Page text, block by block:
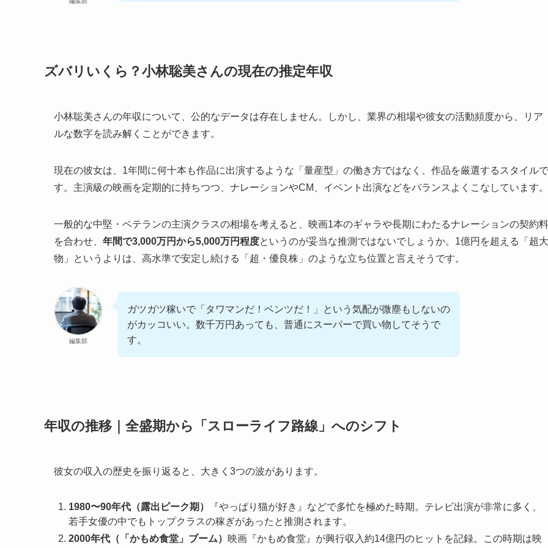
ズバリいくら？小林聡美さんの現在の推定年収
小林聡美さんの年収について、公的なデータは存在しません。しかし、業界の相場や彼女の活動頻度から、リア
ルな数字を読み解くことができます。
現在の彼女は、1年間に何十本も作品に出演するような「量産型」の働き方ではなく、作品を厳選するスタイルで
す。主演級の映画を定期的に持ちつつ、ナレーションやCM、イベント出演などをバランスよくこなしています。
一般的な中堅・ベテランの主演クラスの相場を考えると、映画1本のギャラや長期にわたるナレーションの契約料
を合わせ、 年間で3,000万円から5,000万円程度というのが妥当な推測ではないでしょうか。1億円を超える「超大
物」というよりは、高水準で安定し続ける「超・優良株」のような立ち位置と言えそうです。
編集部
ガツガツ稼いで「タワマンだ！ベンツだ！」という気配が微塵もしないの
がカッコいい。数千万円あっても、普通にスーパーで買い物してそうで
す。
年収の推移｜全盛期から「スローライフ路線」へのシフト
彼女の収入の歴史を振り返ると、大きく3つの波があります。
1980〜90年代（露出ピーク期）
『やっぱり猫が好き』などで多忙を極めた時期。テレビ出演が非常に多く、
若手女優の中でもトップクラスの稼ぎがあったと推測されます。
2000年代（「かもめ食堂」ブーム） 映画『かもめ食堂』が興行収入約14億円のヒットを記録。この時期は映